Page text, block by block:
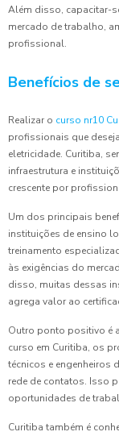
Além disso, capacitar-
mercado de trabalho,
profissional.
Benefícios de
Realizar o curso nr10
profissionais que
eletricidade. Curitiba,
infraestrutura e
crescente por
Um dos principais
instituições de ensino
treinamento
às exigências do
disso, muitas dessas
agrega valor ao
Outro ponto positivo é
curso em Curitiba, os
técnicos e engenheiros
rede de contatos. Isso
oportunidades de
Curitiba também é